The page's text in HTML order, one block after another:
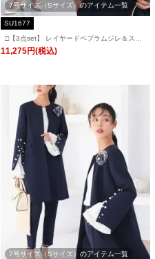
7号サイズ（Sサイズ）のアイテム一覧
SU1677
□【3点set】 レイヤードペプラムジレ＆スリ
ムテーパードパンツビジューブラウス付き
11,275円(税込)
7号サイズ（Sサイズ）のアイテム一覧